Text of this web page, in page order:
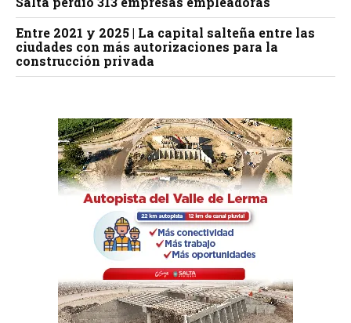
Entre 2021 y 2025 | La capital salteña entre las
ciudades con más autorizaciones para la
construcción privada